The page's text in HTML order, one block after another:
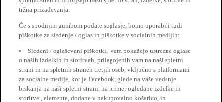
tržna prizadevanja.
Če s spodnjim gumbom podate soglasje, bomo uporabili tudi
piškotke za sledenje / oglas in piškotke v socialnih medijih:
Sledeni / oglaševani piškotki, vam pokažejo ustrezne oglase
o naših izdelkih in storitvah, prilagojenih vam na naši spletni
strani in na spletnih straneh tretjih oseb, vključno s platformami
za socialne medije, kot je Facebook, glede na vaše vedenje
brskanja na naši spletni strani, na primer ogledane izdelke in
storitve , elemente, dodane v nakupovalno košarico, in